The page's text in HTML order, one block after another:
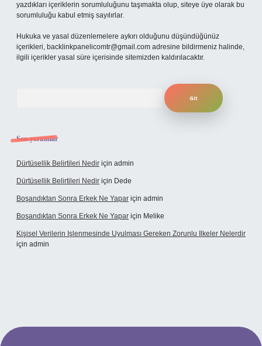
yazdıkları içeriklerin sorumluluğunu taşımakta olup, siteye üye olarak bu
sorumluluğu kabul etmiş sayılırlar.
Hukuka ve yasal düzenlemelere aykırı olduğunu düşündüğünüz
içerikleri, backlinkpanelicomtr@gmail.com adresine bildirmeniz halinde,
ilgili içerikler yasal süre içerisinde sitemizden kaldırılacaktır.
Son yorumlar
Dürtüsellik Belirtileri Nedir için admin
Dürtüsellik Belirtileri Nedir için Dede
Boşandıktan Sonra Erkek Ne Yapar için admin
Boşandıktan Sonra Erkek Ne Yapar için Melike
Kişisel Verilerin Işlenmesinde Uyulması Gereken Zorunlu Ilkeler Nelerdir
için admin